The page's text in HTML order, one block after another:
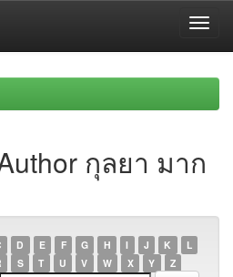
กุลยา มาก
D E F G H I J K
L
S T U V W X Y Z